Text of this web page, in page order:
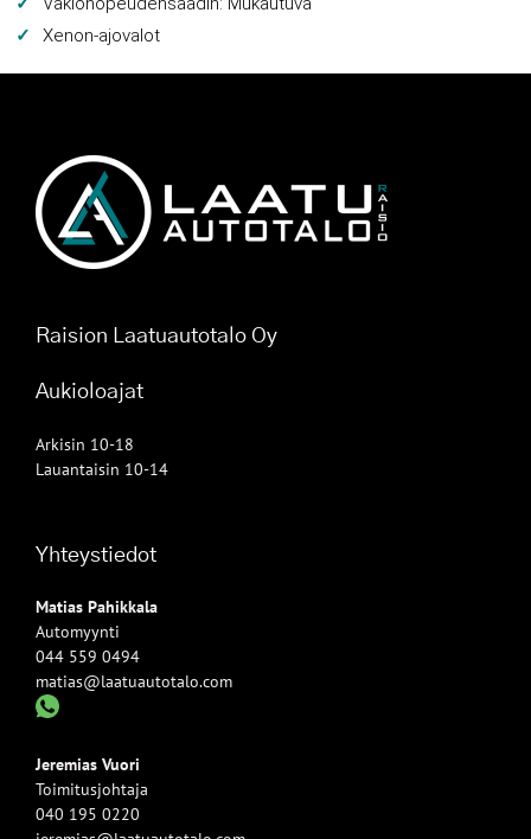
Xenon-ajovalot
Raision Laatuautotalo Oy
Aukioloajat
Arkisin 10-18
Lauantaisin 10-14
Yhteystiedot
Matias Pahikkala
Automyynti
044 559 0494
matias@laatuautotalo.com
Jeremias Vuori
Toimitusjohtaja
040 195 0220